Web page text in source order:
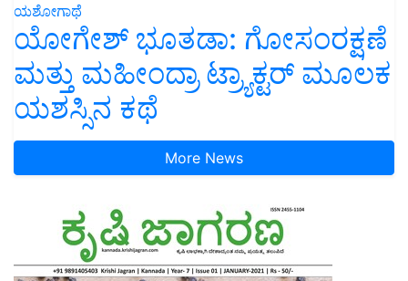
ಯಶೋಗಾಥೆ
ಯೋಗೇಶ್ ಭೂತಡಾ: ಗೋಸಂರಕ್ಷಣೆ
ಮತ್ತು ಮಹೀಂದ್ರಾ ಟ್ರ್ಯಾಕ್ಟರ್ ಮೂಲಕ
ಯಶಸ್ಸಿನ ಕಥೆ
More News